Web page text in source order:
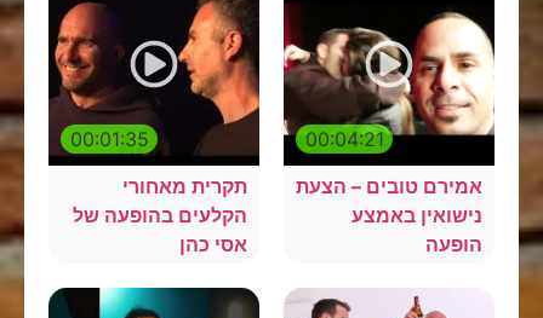
00:04:21
אמירם טובים – הצעת
נישואין באמצע
הופעה
00:01:35
תקרית מאחורי
הקלעים בהופעה של
אסי כהן